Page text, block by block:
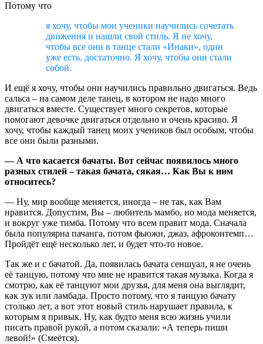
Потому что
я хочу, чтобы мои ученики научились сочетать
движения и нашли свой стиль. Я не хочу,
чтобы все они в танце стали «Инаки», один
уже есть, достаточно. Я хочу, чтобы они стали
собой.
И ещё я хочу, чтобы они научились правильно двигаться. Ведь
сальса – на самом деле танец, в котором не надо много
двигаться вместе. Существует много секретов, которые
помогают девочке двигаться отдельно и очень красиво. Я
хочу, чтобы каждый танец моих учеников был особым, чтобы
все они были разными.
— А что касается бачаты. Вот сейчас появилось много
разных стилей – такая бачата, сякая… Как Вы к ним
относитесь?
— Ну, мир вообще меняется, иногда – не так, как Вам
нравится. Допустим, Вы – любитель мамбо, но мода меняется,
и вокруг уже тимба. Потому что всем правит мода. Сначала
была популярна пачанга, потом фьюжн, джаз, афроконтемп…
Пройдёт ещё несколько лет, и будет что-то новое.
Так же и с бачатой. Да, появилась бачата сеншуал, я не очень
её танцую, потому что мне не нравится такая музыка. Когда я
смотрю, как её танцуют мои друзья, для меня она выглядит,
как зук или ламбада. Просто потому, что я танцую бачату
столько лет, а вот этот новый стиль нарушает правила, к
которым я привык. Ну, как будто меня всю жизнь учили
писать правой рукой, а потом сказали: «А теперь пиши
левой!» (Смеётся).